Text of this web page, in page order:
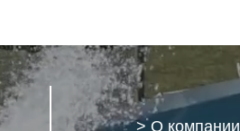
> О компании